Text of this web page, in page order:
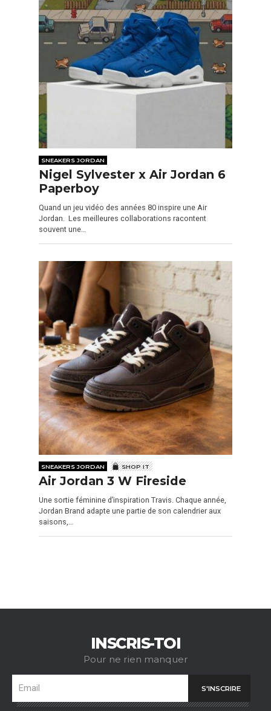
SNEAKERS JORDAN
Nigel Sylvester x Air Jordan 6
Paperboy
Quand un jeu vidéo des années 80 inspire une Air
Jordan. Les meilleures collaborations racontent
souvent une…
SNEAKERS JORDAN SHOP IT
Air Jordan 3 W Fireside
Une sortie féminine d’inspiration Travis. Chaque année,
Jordan Brand adapte une partie de son calendrier aux
saisons,…
INSCRIS-TOI
Pour ne rien manquer